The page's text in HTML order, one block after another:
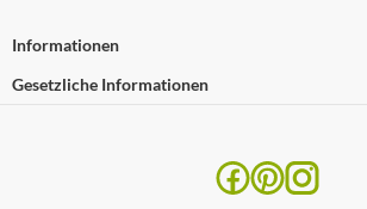
Informationen
Gesetzliche Informationen